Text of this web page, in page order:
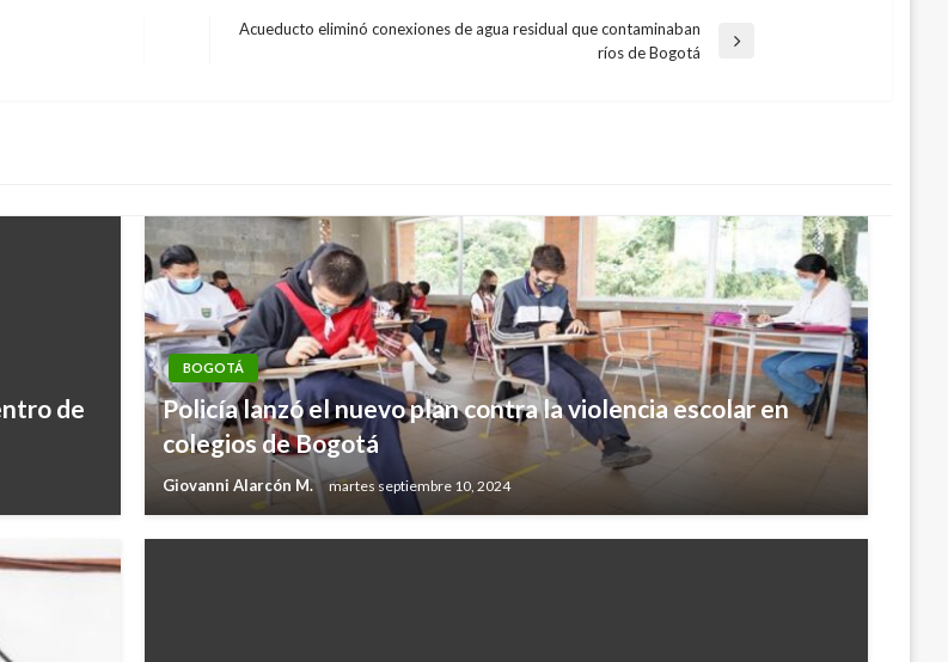
Acueducto eliminó conexiones de agua residual que contaminaban
ríos de Bogotá
de
BOGOTÁ
Policía lanzó el nuevo plan contra la violencia escolar en
colegios de Bogotá
Giovanni Alarcón M. martes septiembre 10, 2024